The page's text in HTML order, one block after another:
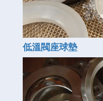
低溫閥座球墊